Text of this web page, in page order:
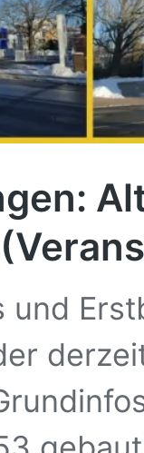
und